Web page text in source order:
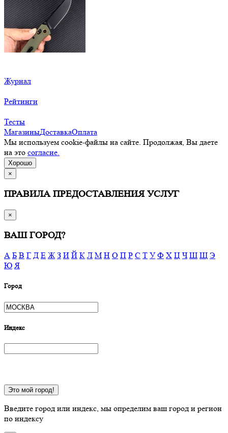
Журнал
Рейтинги
Тесты
МагазиныДоставкаОплата
Мы используем cookie-файлы на сайте. Продолжая, Вы даете
на это согласие.
Хорошо
×
ПРАВИЛА ПРЕДОСТАВЛЕНИЯ УСЛУГ
×
ВАШ ГОРОД?
А Б В Г Д Е Ж З И Й К Л М Н О П Р С Т У Ф Х Ц Ч Ш Щ Э
Ю Я
Город
Индекс
Это мой город!
Введите город или индекс, мы определим ваш город и регион
по индексу